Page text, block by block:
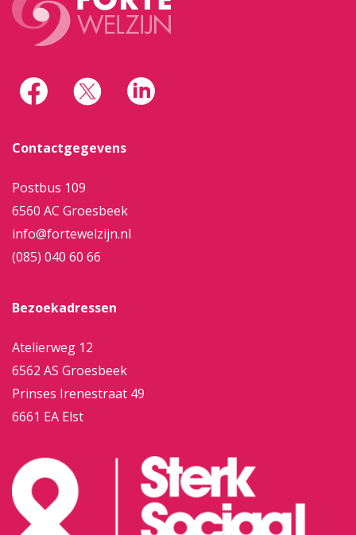
Contactgegevens
Postbus 109
6560 AC Groesbeek
info@fortewelzijn.nl
(085) 040 60 66
Bezoekadressen
Atelierweg 12
6562 AS Groesbeek
Prinses Irenestraat 49
6661 EA Elst